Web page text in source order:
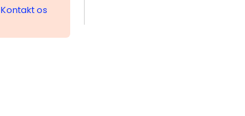
Kontakt os